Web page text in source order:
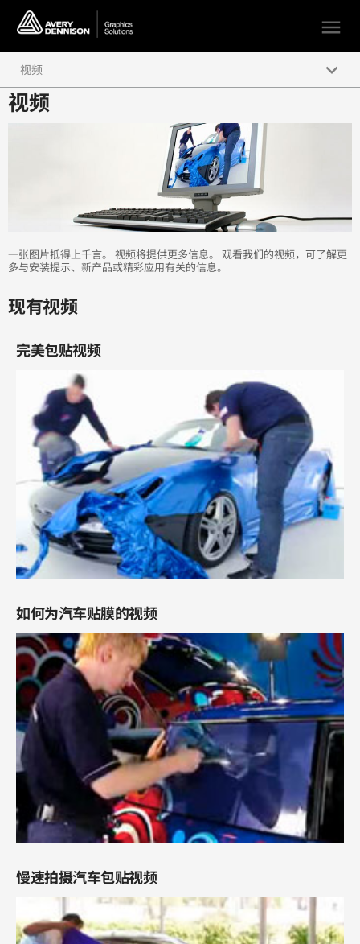
menu
视频
一张图片抵得上千言。 视频将提供更多信息。 观看我们的视频，可了解更
多与安装提示、新产品或精彩应用有关的信息。
现有视频
完美包贴视频
如何为汽车贴膜的视频
慢速拍摄汽车包贴视频
视频 keyboard_arrow_down
完美包贴视频
如何贴瓦楞表面
超贴服镀铬贴膜演示